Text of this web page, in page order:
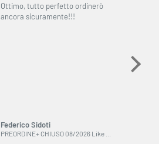
Ottimo, tutto perfetto ordinerò
ancora sicuramente!!!
Federico Sidoti